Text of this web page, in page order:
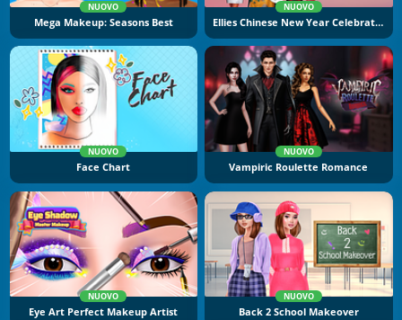
NUOVO
Mega Makeup: Seasons Best
NUOVO
Ellies Chinese New Year Celebration
NUOVO
Face Chart
NUOVO
Vampiric Roulette Romance
NUOVO
Eye Art Perfect Makeup Artist
NUOVO
Back 2 School Makeover